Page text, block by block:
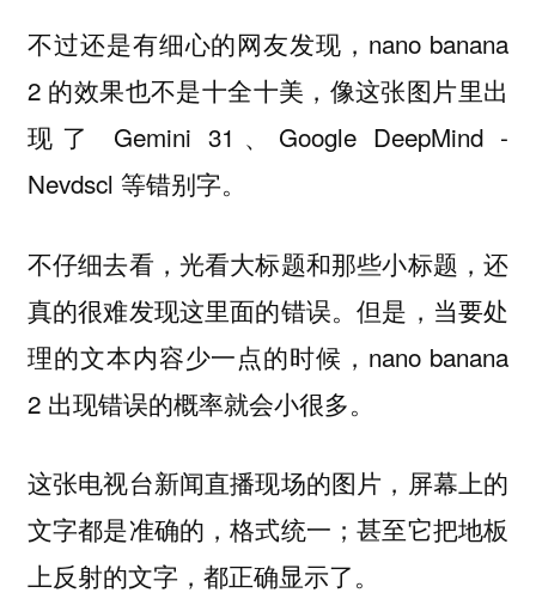
不过还是有细心的网友发现，nano banana
2 的效果也不是十全十美，像这张图片里出
现了 Gemini 31、Google DeepMind -
Nevdscl 等错别字。
不仔细去看，光看大标题和那些小标题，还
真的很难发现这里面的错误。但是，当要处
理的文本内容少一点的时候，nano banana
2 出现错误的概率就会小很多。
这张电视台新闻直播现场的图片，屏幕上的
文字都是准确的，格式统一；甚至它把地板
上反射的文字，都正确显示了。